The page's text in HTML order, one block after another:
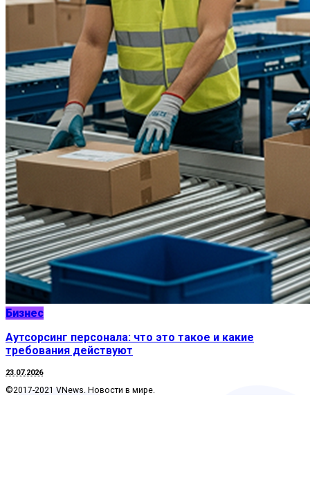
Бизнес
Аутсорсинг персонала: что это такое и какие
требования действуют
23.07.2026
©2017-2021 VNews. Новости в мире.